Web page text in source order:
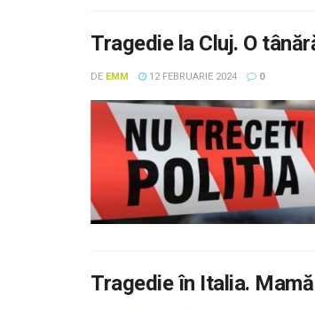
Tragedie la Cluj. O
DE EMM 12 FEBRUARIE 2024 0
Tragedie în Italia.